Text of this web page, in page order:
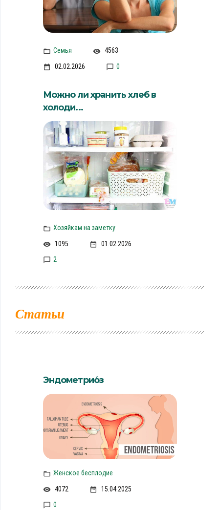
Семья 4563
02.02.2026 0
Можно ли хранить хлеб в
холоди...
Хозяйкам на заметку
1095 01.02.2026
2
Статьи
Эндометрио́з
Женское бесплодие
4072 15.04.2025
0